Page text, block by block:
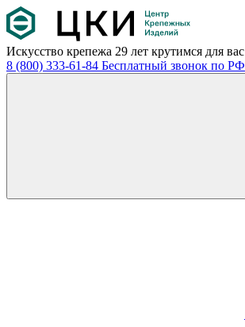
Искусство крепежа 29 лет крутимся для вас
8 (800) 333-61-84 Бесплатный звонок по РФ